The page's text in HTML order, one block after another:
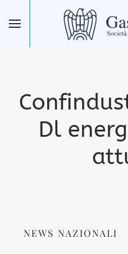
Skip to main
Dl
NEWS NAZIONALI